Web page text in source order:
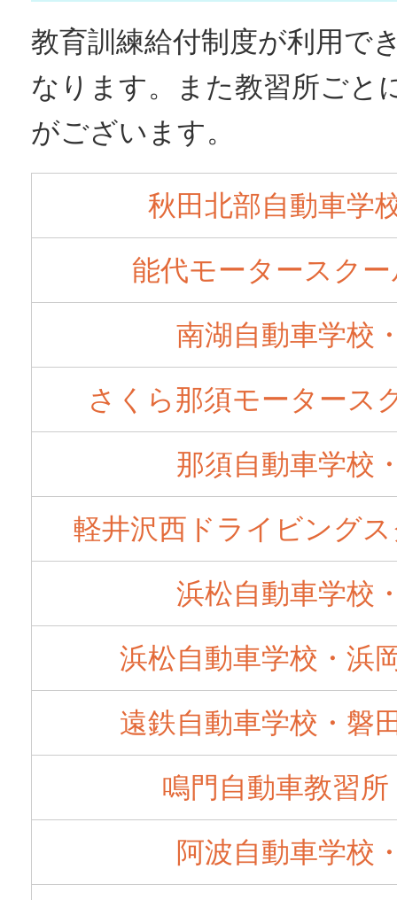
教育訓練給付制度が利用で
なります。また教習所ごと
がございます。
秋田北部自動車学
能代モータースク
南湖自動車学校
さくら那須モータース
那須自動車学校
軽井沢西ドライビング
浜松自動車学校
浜松自動車学校・浜
遠鉄自動車学校・磐
鳴門自動車教習
阿波自動車学校